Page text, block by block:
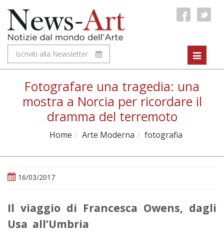
Iscriviti alla Newsletter
Toggle
Fotografare una tragedia: una
mostra a Norcia per ricordare il
dramma del terremoto
Home Arte Moderna fotografia
16/03/2017
Il viaggio di Francesca Owens, dagli
Usa all’Umbria